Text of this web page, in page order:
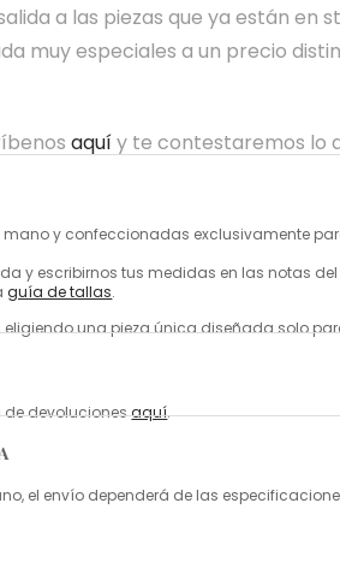
a las piezas que ya están en
muy especiales a un precio
aquíy te contestaremos lo
y confeccionadas exclusivamente
y escribirnos tus medidas en las notas
guía de tallas.
eligiendo una pieza única diseñada solo
de devolucionesaquí.
el envío dependerá de las